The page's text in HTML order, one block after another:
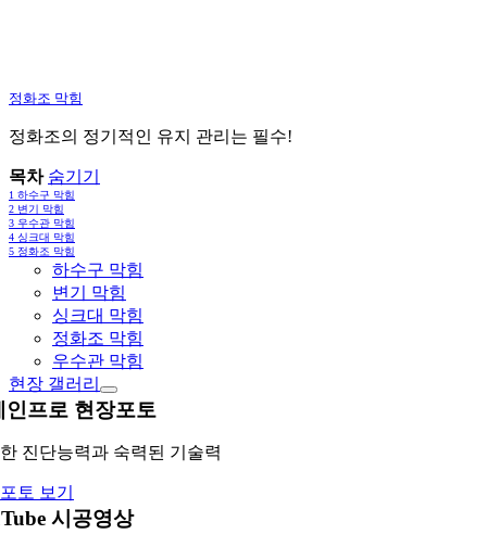
정화조 막힘
정화조의 정기적인 유지 관리는 필수!
목차 숨기기
1 하수구 막힘
2 변기 막힘
3 우수관 막힘
4 싱크대 막힘
5 정화조 막힘
하수구 막힘
변기 막힘
싱크대 막힘
정화조 막힘
우수관 막힘
현장 갤러리
인프로 현장포토
진단능력과 숙력된 기술력
토 보기
시공영상